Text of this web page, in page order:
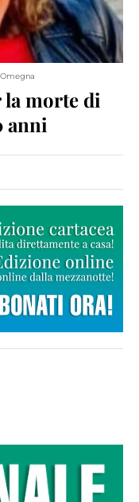
Omegna
morte di
anni